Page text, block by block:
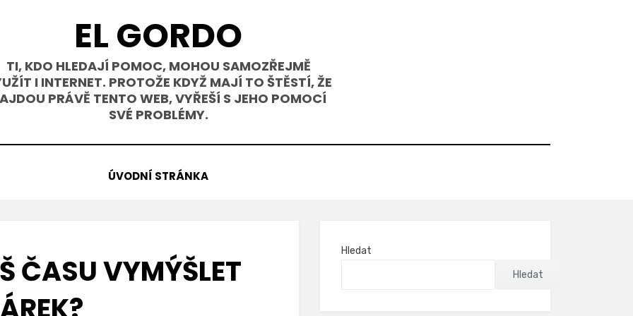
EL GORDO
TI, KDO HLEDAJÍ POMOC, MOHOU SAMOZŘEJMĚ
I INTERNET. PROTOŽE KDYŽ MAJÍ TO ŠTĚSTÍ, ŽE
PRÁVĚ TENTO WEB, VYŘEŠÍ S JEHO POMOCÍ
SVÉ PROBLÉMY.
ÚVODNÍ STRÁNKA
ČASU VYMÝŠLET
Hledat
Hledat